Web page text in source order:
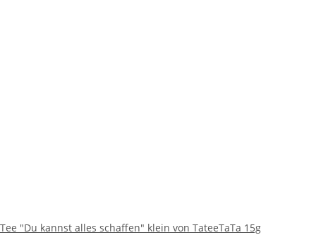
Tee "Du kannst alles schaffen" klein von TateeTaTa 15g